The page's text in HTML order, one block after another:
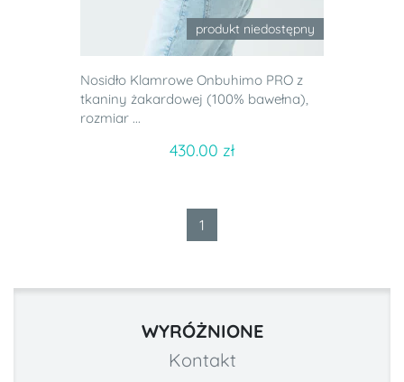
produkt niedostępny
Nosidło Klamrowe Onbuhimo PRO z
tkaniny żakardowej (100% bawełna),
rozmiar ...
430.00 zł
1
WYRÓŻNIONE
Kontakt